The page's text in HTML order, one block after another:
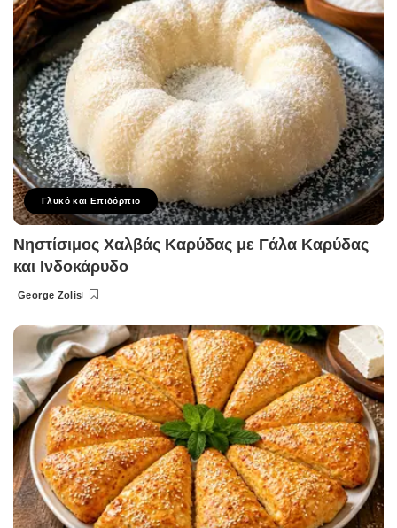
Γλυκό και Επιδόρπιο
Νηστίσιμος Χαλβάς Καρύδας με Γάλα Καρύδας
και Ινδοκάρυδο
Posted
George Zolis